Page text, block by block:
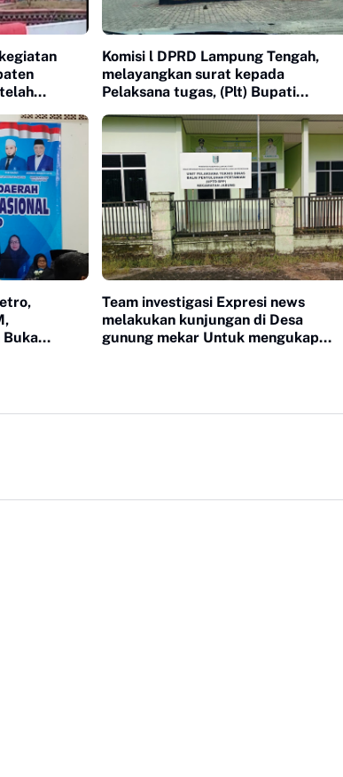
Komisi l DPRD Lampung Tengah,
melayangkan surat kepada
Pelaksana tugas, (Plt) Bupati
dugaan penyalahgunaan wewenang
pergantian 4 Plt.Kepala Dinas
dilingkup Pemkab.Lamteng
Buka
Team investigasi Expresi news
melakukan kunjungan di Desa
gunung mekar Untuk mengukap